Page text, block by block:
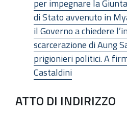
per impegnare la
di Stato avvenuto in
il Governo a chiedere
scarcerazione di Aung
prigionieri politici. A
Castaldini
ATTO DI INDIRIZZO